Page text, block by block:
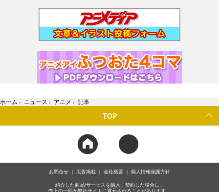
ホーム › ニュース › アニメ › 記事
TOP
お問合せ 広告掲載 会社概要 個人情報保護方針
紹介した商品/サービスを購入、契約した場合に、
売上の一部が弊社サイトに還元されることがあります。